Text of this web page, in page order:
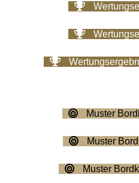
Muster
Muster
Muster